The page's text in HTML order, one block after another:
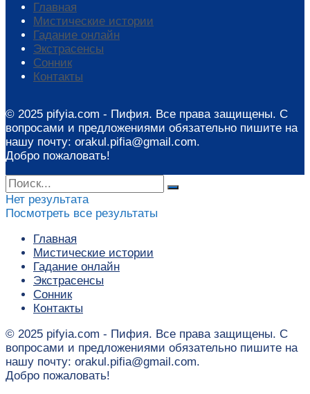
Главная
Мистические истории
Гадание онлайн
Экстрасенсы
Сонник
Контакты
© 2025 pifyia.com - Пифия. Все права защищены. С
вопросами и предложениями обязательно пишите на
нашу почту: orakul.pifia@gmail.com.
Добро пожаловать!
Нет результата
Посмотреть все результаты
Главная
Мистические истории
Гадание онлайн
Экстрасенсы
Сонник
Контакты
© 2025 pifyia.com - Пифия. Все права защищены. С
вопросами и предложениями обязательно пишите на
нашу почту: orakul.pifia@gmail.com.
Добро пожаловать!